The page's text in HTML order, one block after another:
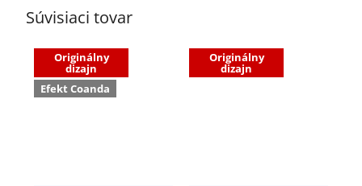
Súvisiaci tovar
Originálny
dizajn
Efekt Coanda
Originálny
dizajn